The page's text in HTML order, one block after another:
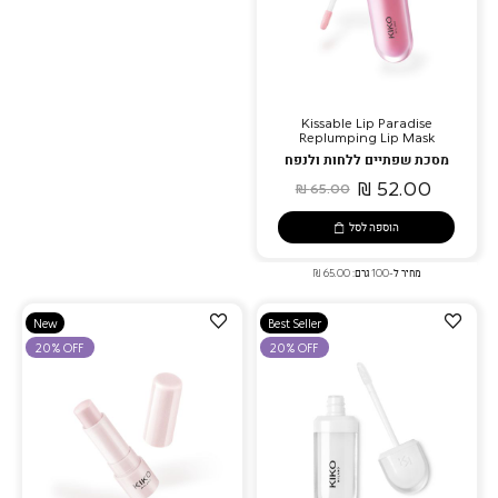
Kissable Lip Paradise
Replumping Lip Mask
מסכת שפתיים ללחות ולנפח
52.00 ₪
65.00 ₪
הוספה לסל
מחיר ל-100 גרם: 65.00 ₪
הוספה
Best Seller
20% OFF
הוספה
New
20% OFF